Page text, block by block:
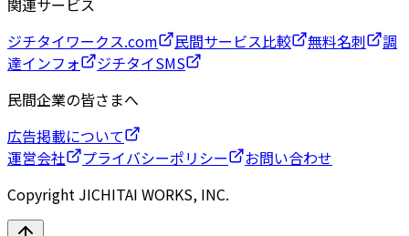
関連サービス
ジチタイワークス.com
民間サービス比較 無料名刺
調
達インフォ
ジチタイSMS
民間企業の皆さまへ
広告掲載について
運営会社
プライバシーポリシー
お問い合わせ
Copyright JICHITAI WORKS, INC.